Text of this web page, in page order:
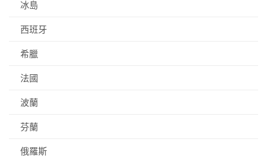
冰島
西班牙
希臘
法國
波蘭
芬蘭
俄羅斯